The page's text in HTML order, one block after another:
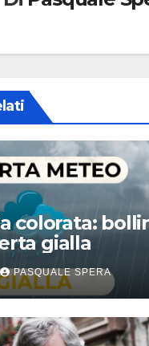
colorata:
gialla
PASQUALE SPERA